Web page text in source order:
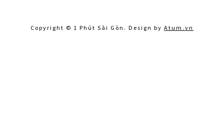
Copyright © 1 Phút Sài Gòn. Design by Atum.vn